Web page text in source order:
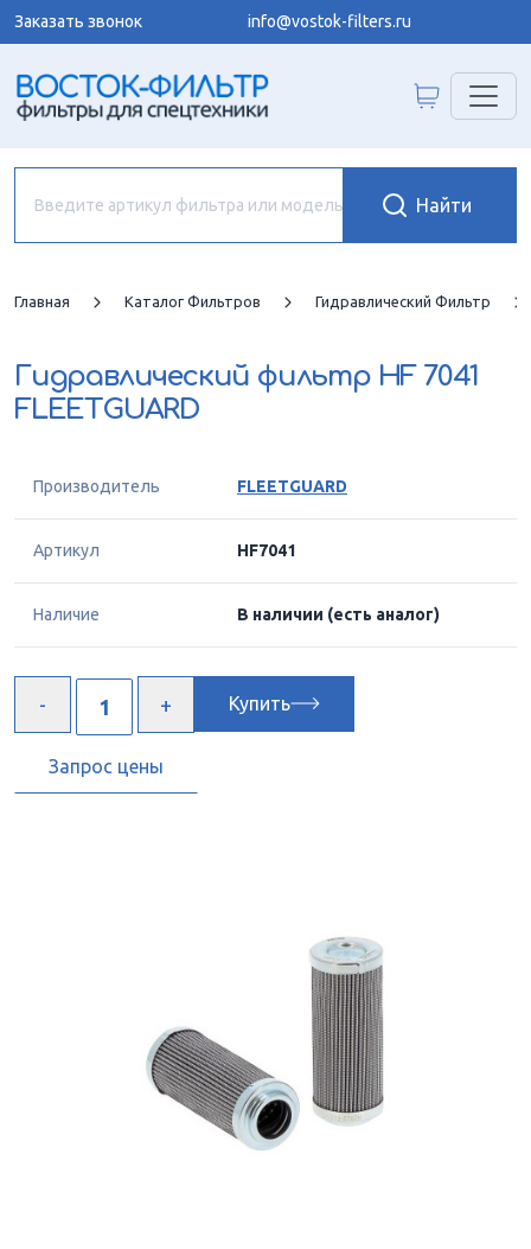
Заказать звонок info@vostok-filters.ru
Главная Каталог Фильтров Гидравлический Фильтр
Гидравлический фильтр HF 7041
FLEETGUARD
Производитель FLEETGUARD
Артикул HF7041
Наличие В наличии (есть аналог)
Купить
Запрос цены